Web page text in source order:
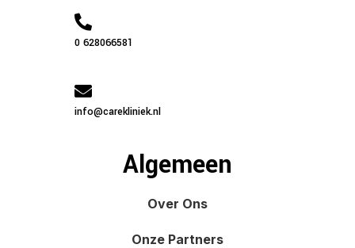
0 628066581
info@carekliniek.nl
Algemeen
Over Ons
Onze Partners